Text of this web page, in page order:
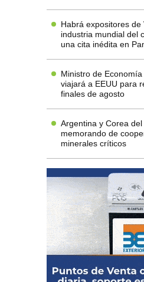
Habrá expositores de
industria mundial del
una cita inédita en
Ministro de
viajará a EEUU para
finales de agosto
Argentina y Corea
memorando de
minerales críticos